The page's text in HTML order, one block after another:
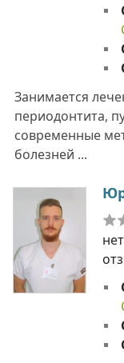
Занимается
периодонтита,
современные
болезней ...
нет